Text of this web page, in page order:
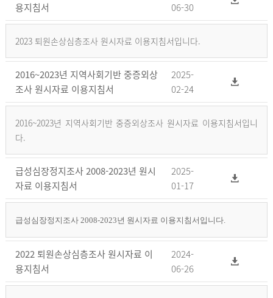
용지침서
06-30
2023 퇴원손상심층조사 원시자료 이용지침서입니다.
2016~2023년 지역사회기반 중증외상
조사 원시자료 이용지침서
2025-
02-24
2016~2023년 지역사회기반 중증외상조사 원시자료 이용지침서입니
다.
급성심장정지조사 2008-2023년 원시
자료 이용지침서
2025-
01-17
급성심장정지조사 2008-2023년 원시자료 이용지침서입니다.
2022 퇴원손상심층조사 원시자료 이
용지침서
2024-
06-26